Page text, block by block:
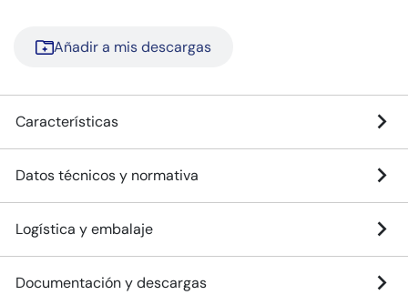
Añadir a mis descargas
Características
Datos técnicos y normativa
Logística y embalaje
Documentación y descargas